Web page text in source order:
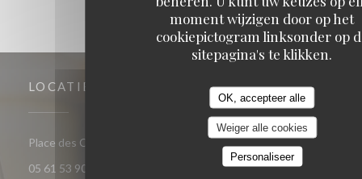
moment wijzigen door op het
cookiepictogram linksonder op
sitepagina's te klikken.
OK, accepteer alle
Weiger alle cookies
Personaliseer
LOCATIE
Place des Carmes, 31000 Toulouse
((opent in een nieuw venster))
05 61 53 90 63